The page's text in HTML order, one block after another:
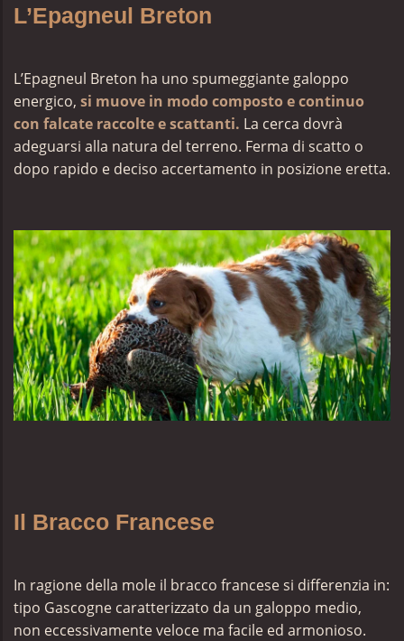
L’Epagneul Breton
L’Epagneul Breton ha uno spumeggiante galoppo
energico, si muove in modo composto e continuo
con falcate raccolte e scattanti. La cerca dovrà
adeguarsi alla natura del terreno. Ferma di scatto o
dopo rapido e deciso accertamento in posizione eretta.
Il Bracco Francese
In ragione della mole il bracco francese si differenzia in:
tipo Gascogne caratterizzato da un galoppo medio,
non eccessivamente veloce ma facile ed armonioso.